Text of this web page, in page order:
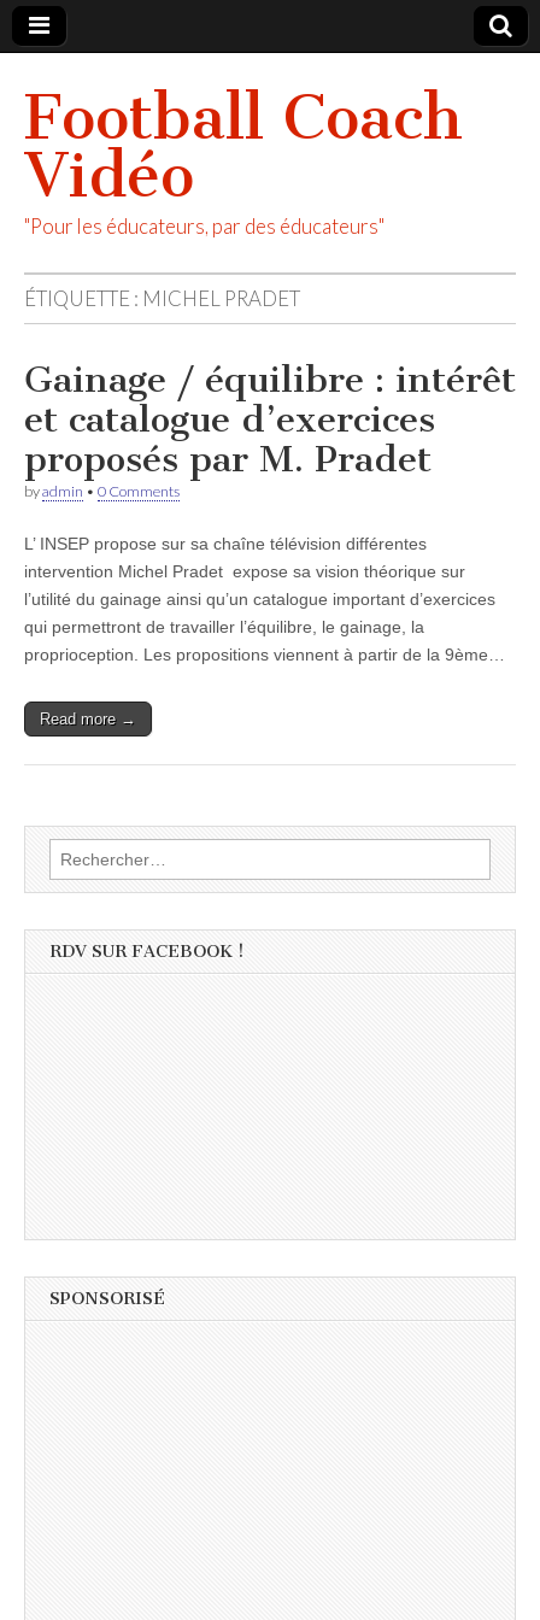
Football Coach
Vidéo
"Pour les éducateurs, par des éducateurs"
ÉTIQUETTE : MICHEL PRADET
Gainage / équilibre : intérêt
et catalogue d’exercices
proposés par M. Pradet
byadmin • 0 Comments
L’ INSEP propose sur sa chaîne télévision différentes
intervention Michel Pradet expose sa vision théorique sur
l’utilité du gainage ainsi qu’un catalogue important d’exercices
qui permettront de travailler l’équilibre, le gainage, la
proprioception. Les propositions viennent à partir de la 9ème…
Read more →
Rechercher :
RDV SUR FACEBOOK !
SPONSORISÉ